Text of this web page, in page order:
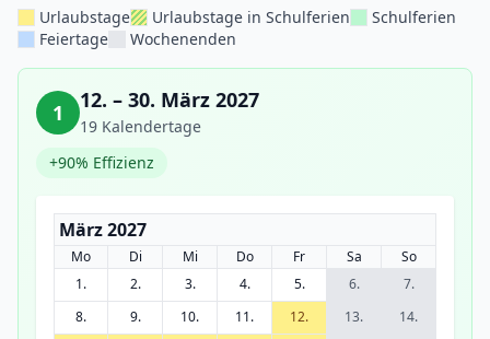
Urlaubstage Urlaubstage in Schulferien
Schulferien
Feiertage
Wochenenden
1 12. – 30. März 2027
19 Kalendertage
+90% Effizienz
März 2027
Mo Di Mi Do Fr Sa
So
1.
2. 3. 4. 5. 6.
7.
8.
9. 10. 11. 12. 13.
14.